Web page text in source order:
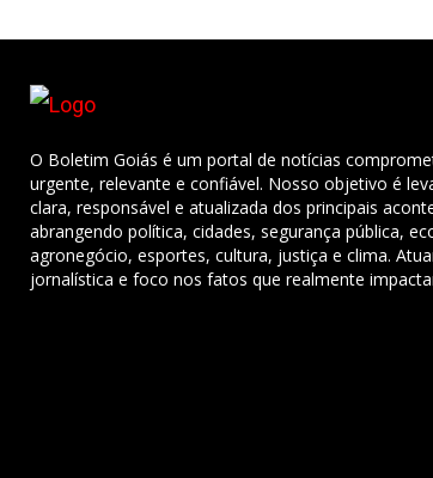
O Boletim Goiás é um portal de notícias
urgente, relevante e confiável. Nosso objetivo é
clara, responsável e atualizada dos principais
abrangendo política, cidades, segurança pública,
agronegócio, esportes, cultura, justiça e clima.
jornalística e foco nos fatos que realmente